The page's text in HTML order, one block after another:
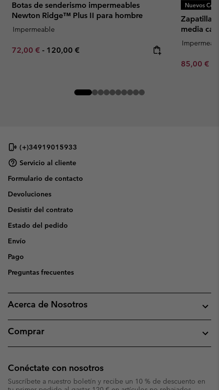
Botas de senderismo impermeables
Newton Ridge™ Plus II para hombre
Impermeable
Minimum sale price:
72,00 € - Maximum price:
120,00 €
Nuevos
Zapatillas
media
Minimum
85,00 €
(+)34919015933
Servicio al cliente
Formulario de contacto
Devoluciones
Desistir del contrato
Estado del pedido
Envío
Pago
Preguntas frecuentes
Acerca de Nosotros
Comprar
Conéctate con nosotros
Suscríbete a nuestro boletín y recibe un 10 % de descuento en